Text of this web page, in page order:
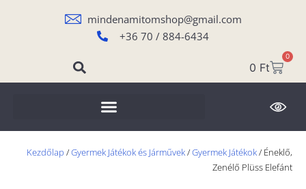
mindenamitomshop@gmail.com
+36 70 / 884-6434
0 Ft
0
Kezdőlap /Gyermek Játékok és Járművek/Gyermek Játékok/ Éneklő,
Zenélő Plüss Elefánt